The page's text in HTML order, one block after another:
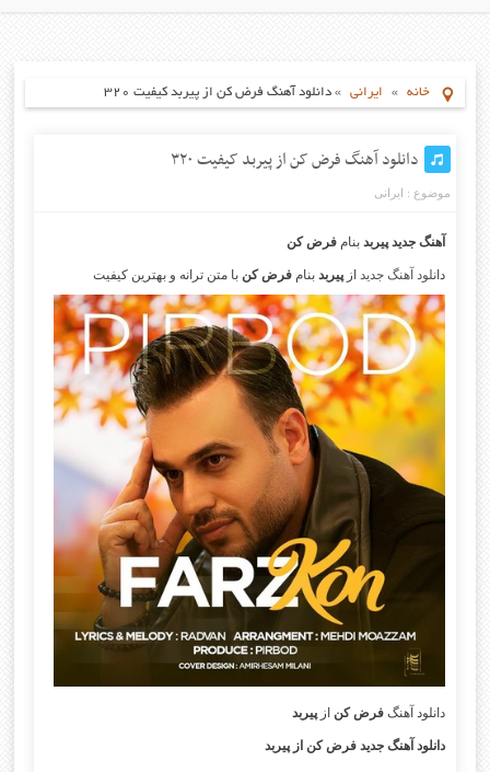
خانه » ایرانی »دانلود آهنگ فرض کن از پیربد کیفیت ۳۲۰
دانلود آهنگ فرض کن از پیربد کیفیت ۳۲۰
موضوع : ایرانی
آهنگ جدید پیربد بنامفرض کن
دانلود آهنگ جدید ازپیربد بنامفرض کنبا متن ترانه و بهترین کیفیت
دانلود آهنگفرض کن ازپیربد
دانلود آهنگ جدید فرض کن از پیربد